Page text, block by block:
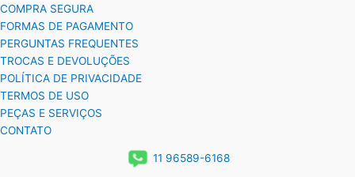
COMPRA SEGURA
FORMAS DE PAGAMENTO
PERGUNTAS FREQUENTES
TROCAS E DEVOLUÇÕES
POLÍTICA DE PRIVACIDADE
TERMOS DE USO
PEÇAS E SERVIÇOS
CONTATO
11 96589-6168